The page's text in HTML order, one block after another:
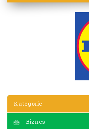
Kategorie
Biznes